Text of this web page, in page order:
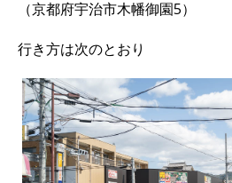
（京都府宇治市木幡御園5）
行き方は次のとおり